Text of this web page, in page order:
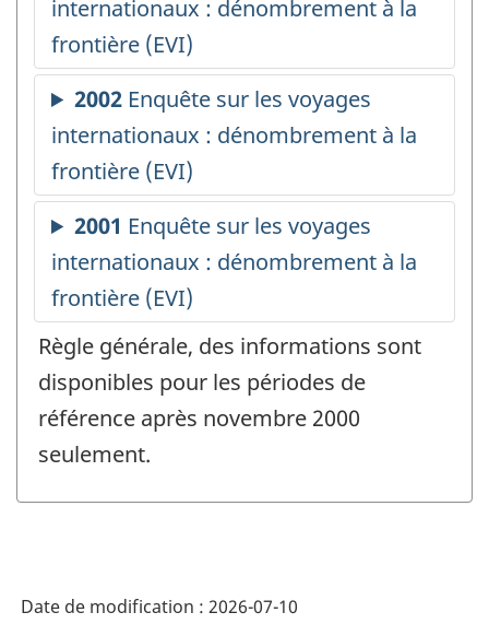
Règle générale, des informations sont
disponibles pour les périodes de
référence après novembre 2000
seulement.
Date de modification : 2026-07-10